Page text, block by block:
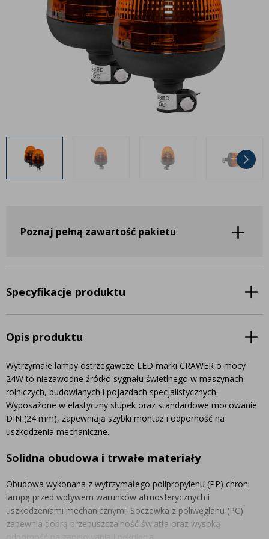
Często zadawane pytania
Kontakt
Bezpłatny projekt oświetlenia
+48 81 884 70 94
info@agraled.pl
+48 723 353 044
Inne akcesoria
Często zadawane pytania
Poznaj pełną zawartość pakietu
Specyfikacje produktu
Opis produktu
Wytrzymałe lampy ostrzegawcze LED marki CRAWER o mocy
24W to niezawodne źródło sygnału świetlnego w maszynach
rolniczych, budowlanych i pojazdach specjalistycznych.
Wyposażone w elastyczny słupek oraz standardowe mocowanie
DIN (24 mm), zapewniają szybki montaż i odporność na
uszkodzenia mechaniczne.
Solidna obudowa i trwałe materiały
Obudowa wykonana z wytrzymałego polipropylenu (PP) chroni
lampę przed wpływem warunków atmosferycznych i
uszkodzeniami mechanicznymi. Soczewka z poliwęglanu (PC)
zapewnia dobrą przepuszczalność światła oraz wysoką